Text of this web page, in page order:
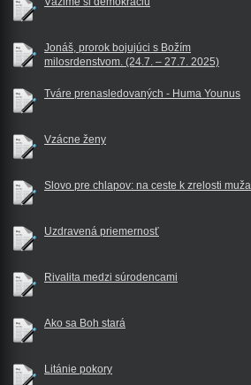
Jonáš, prorok bojujúci s Božím
milosrdenstvom. (24.7. – 27.7. 2025)
Tváre prenasledovaných - Huma Younus
Vzácne ženy
Slovo pre chlapov: na ceste k zrelosti muža
Uzdravená priemernosť
Rivalita medzi súrodencami
Ako sa Boh stará
Litánie pokory